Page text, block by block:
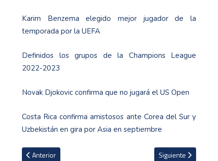
Karim Benzema elegido mejor jugador de la
temporada por la UEFA
Definidos los grupos de la Champions League
2022-2023
Novak Djokovic confirma que no jugará el US Open
Costa Rica confirma amistosos ante Corea del Sur y
Uzbekistán en gira por Asia en septiembre
Artículo anterior: Lista la programación de la fecha 8 del Apertura
Anterior Artículo siguiente:
Siguiente